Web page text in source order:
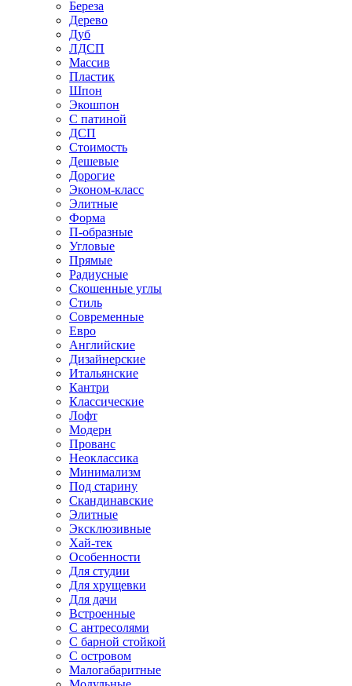
Береза
Дерево
Дуб
ЛДСП
Массив
Пластик
Шпон
Экошпон
С патиной
ДСП
Стоимость
Дешевые
Дорогие
Эконом-класс
Элитные
Форма
П-образные
Угловые
Прямые
Радиусные
Скошенные углы
Стиль
Современные
Евро
Английские
Дизайнерские
Итальянские
Кантри
Классические
Лофт
Модерн
Прованс
Неоклассика
Минимализм
Под старину
Скандинавские
Элитные
Эксклюзивные
Хай-тек
Особенности
Для студии
Для хрущевки
Для дачи
Встроенные
С антресолями
С барной стойкой
С островом
Малогабаритные